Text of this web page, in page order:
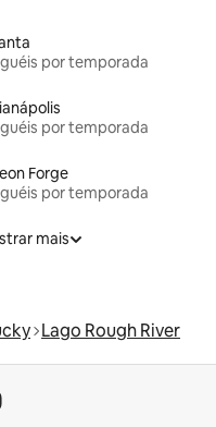
por temporada
por temporada
Forge
por temporada
mais
Lago Rough River